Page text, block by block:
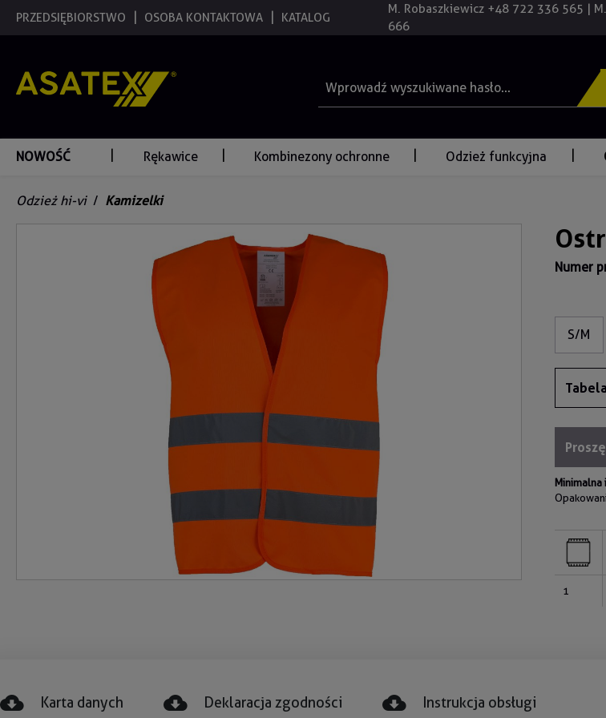
Przejdź do głównej nawigacji
PRZEDSIĘBIORSTWO OSOBA KONTAKTOWA KATALOG
M. Robaszkiewicz +48 722 336 565 |
666
NOWOŚĆ Rękawice Kombinezony ochronne Odzież funkcyjna
Odzież hi-vi / Kamizelki
Numer
S/M
Minimalna
1
Karta danych Deklaracja zgodności Instrukcja obsługi